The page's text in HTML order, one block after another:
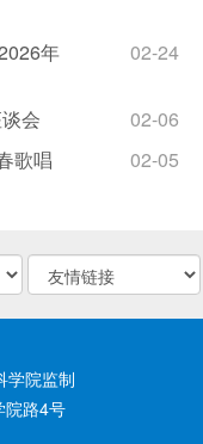
年
02-24
会
02-06
歌唱
02-05
学院监制
院路4号